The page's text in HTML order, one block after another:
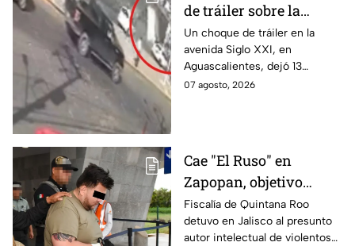
de tráiler sobre la
avenida Siglo XXI en
Aguascalientes deja
varios heridos y
destrozos
Un choque de tráiler en la
avenida Siglo XXI, en
Aguascalientes, dejó 13
heridos y varios vehículos
07 agosto, 2026
Cae "El Ruso" en
Zapopan, objetivo
prioritario en Playa del
Carmen
Fiscalía de Quintana Roo
detuvo en Jalisco al presunto
autor intelectual de violentos